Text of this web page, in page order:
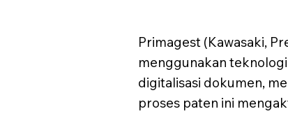
Primagest (Kawasaki,
menggunakan
digitalisasi dokumen,
proses paten ini